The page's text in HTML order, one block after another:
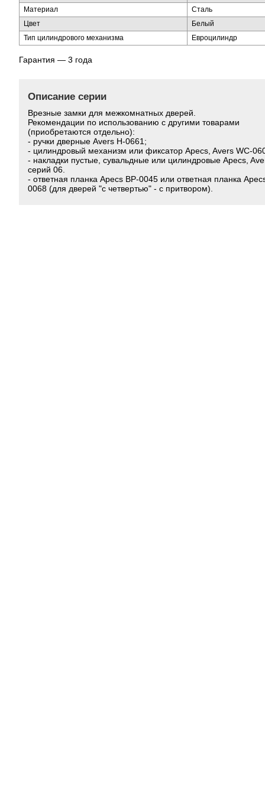
Материал
Сталь
Цвет
Белый
Тип цилиндрового механизма
Евроцилиндр
Гарантия — 3 года
Описание серии
Врезные замки для межкомнатных дверей.
Рекомендации по использованию с другими товарами
(приобретаются отдельно):
- ручки дверные Avers H-0661;
- цилиндровый механизм или фиксатор Apecs, Avers WC-
- накладки пустые, сувальдные или цилиндровые Apecs,
серий 06.
- ответная планка Apecs BP-0045 или ответная планка
0068 (для дверей "с четвертью" - с притвором).